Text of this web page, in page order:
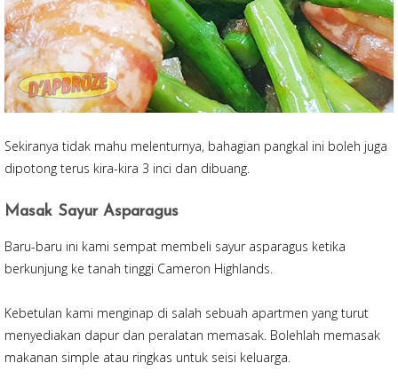
Sekiranya tidak mahu melenturnya, bahagian pangkal ini boleh juga
dipotong terus kira-kira 3 inci dan dibuang.
Masak Sayur Asparagus
Baru-baru ini kami sempat membeli sayur asparagus ketika
berkunjung ke tanah tinggi Cameron Highlands.
Kebetulan kami menginap di salah sebuah apartmen yang turut
menyediakan dapur dan peralatan memasak. Bolehlah memasak
makanan simple atau ringkas untuk seisi keluarga.